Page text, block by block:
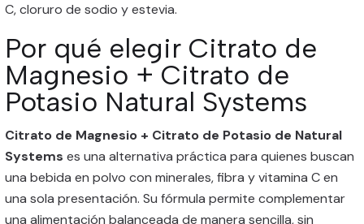
C, cloruro de sodio y estevia.
Por qué elegir Citrato de
Magnesio + Citrato de
Potasio Natural Systems
Citrato de Magnesio + Citrato de Potasio de Natural
Systems es una alternativa práctica para quienes buscan
una bebida en polvo con minerales, fibra y vitamina C en
una sola presentación. Su fórmula permite complementar
una alimentación balanceada de manera sencilla, sin